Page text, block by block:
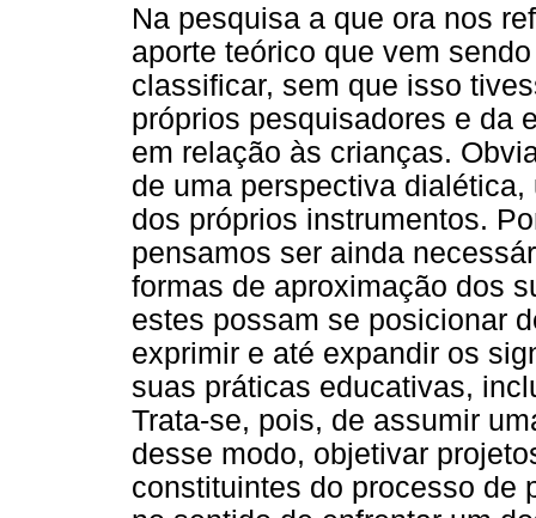
Na pesquisa a que ora nos
aporte teórico que vem
classificar, sem que isso
próprios pesquisadores e da
em relação às crianças.
de uma perspectiva
dos próprios instrumentos.
pensamos ser ainda
formas de aproximação dos
estes possam se posicionar
exprimir e até expandir os
suas práticas educativas,
Trata-se, pois, de assumir
desse modo, objetivar
constituintes do processo de